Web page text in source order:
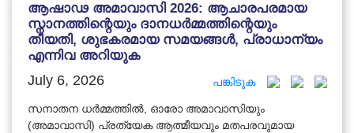
ആഷാഢ അമാവാസി 2026: ആചാരപരമായ
സ്നാനത്തിന്റെയും ദാനധർമ്മത്തിന്റെയും
തീയതി, ശുഭകരമായ സമയങ്ങൾ, പ്രാധാന്യം
എന്നിവ അറിയുക
July 6, 2026 പങ്കിടുക
സനാതന ധർമ്മത്തിൽ, ഓരോ അമാവാസിയും
(അമാവാസി) പ്രത്യേക ആത്മീയവും മതപരവുമായ